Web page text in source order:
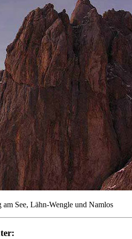
See, Lähn-Wengle und Namlos